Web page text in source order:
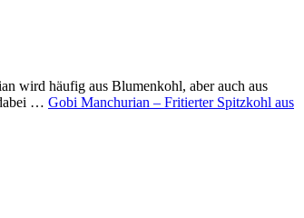
wird häufig aus Blumenkohl, aber auch aus
… Gobi Manchurian – Fritierter Spitzkohl aus